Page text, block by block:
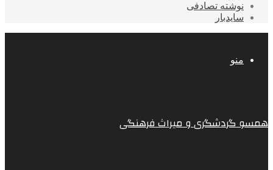
نوشته تصادفی
سایدبار
منو
همسو گردشگری و میراث فرهنگی